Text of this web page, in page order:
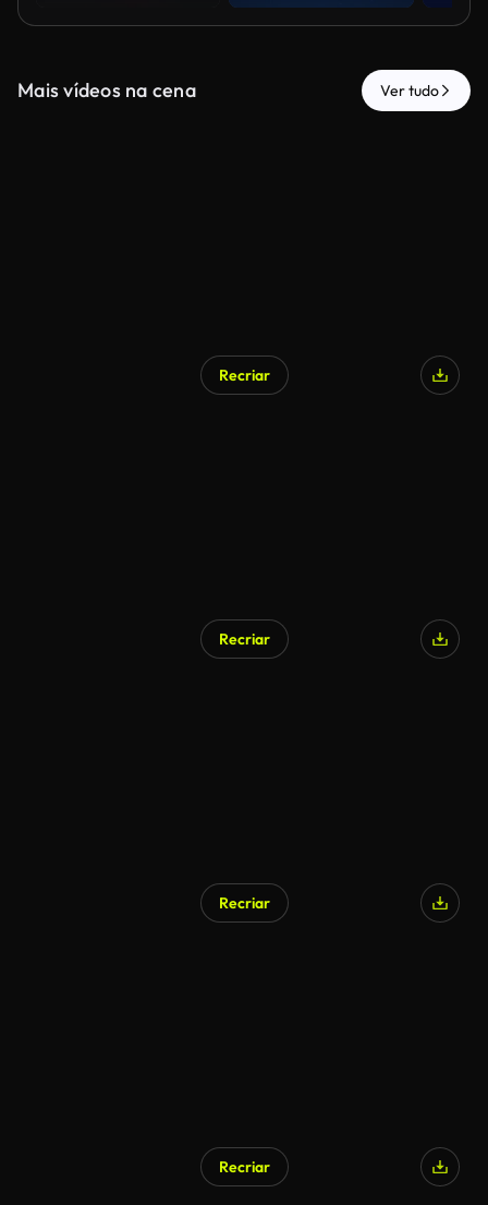
Mais vídeos na cena Ver tudo
Recriar
Recriar
Recriar
Recriar